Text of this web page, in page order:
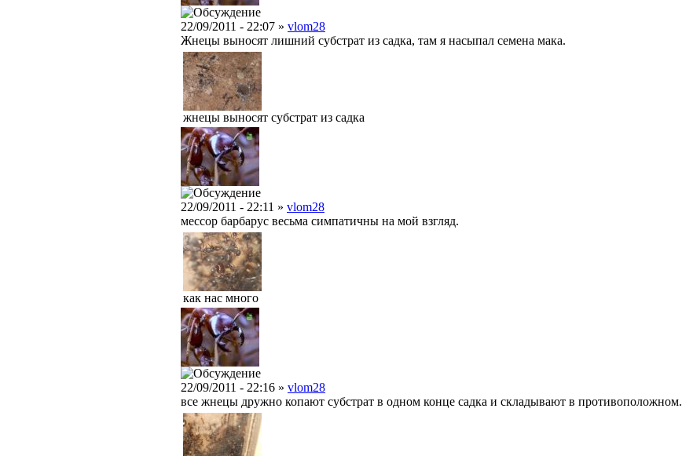
22/09/2011 - 22:07 » vlom28
Жнецы выносят лишний субстрат из садка, там я насыпал семена мака.
жнецы выносят субстрат из садка
22/09/2011 - 22:11 » vlom28
мессор барбарус весьма симпатичны на мой взгляд.
как нас много
22/09/2011 - 22:16 » vlom28
все жнецы дружно копают субстрат в одном конце садка и складывают в противоположном.